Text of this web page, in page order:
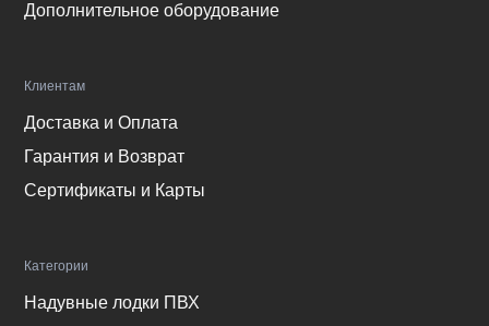
Дополнительное оборудование
Клиентам
Доставка и Оплата
Гарантия и Возврат
Сертификаты и Карты
Категории
Надувные лодки ПВХ